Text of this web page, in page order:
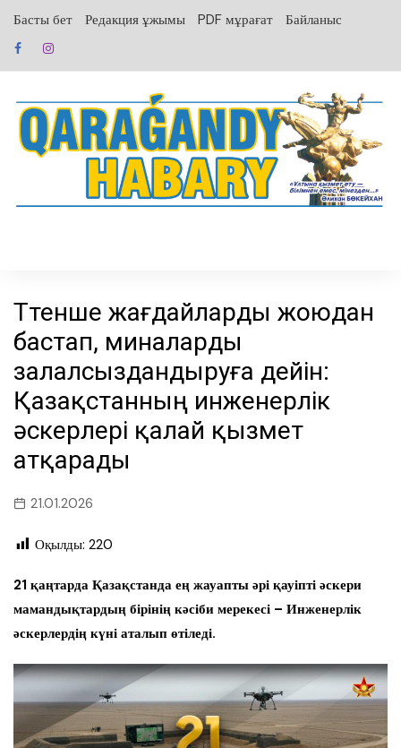
содержанию
Басты бет Редакция ұжымы PDF мұрағат Байланыс
Төтенше жағдайларды жоюдан
бастап, миналарды
залалсыздандыруға дейін:
Қазақстанның инженерлік
әскерлері қалай қызмет
атқарады
21.01.2026
Оқылды: 220
21 қаңтарда Қазақстанда ең жауапты әрі қауіпті әскери
мамандықтардың бірінің кәсіби мерекесі – Инженерлік
әскерлердің күні аталып өтіледі.